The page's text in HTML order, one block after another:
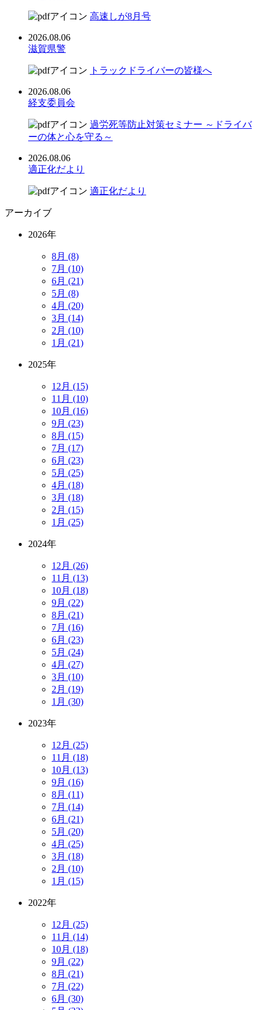
高速しが8月号
2026.08.06
滋賀県警
トラックドライバーの皆様へ
2026.08.06
経支委員会
過労死等防止対策セミナー ～ドライバ
ーの体と心を守る～
2026.08.06
適正化だより
適正化だより
アーカイブ
2026年
8月 (8)
7月 (10)
6月 (21)
5月 (8)
4月 (20)
3月 (14)
2月 (10)
1月 (21)
2025年
12月 (15)
11月 (10)
10月 (16)
9月 (23)
8月 (15)
7月 (17)
6月 (23)
5月 (25)
4月 (18)
3月 (18)
2月 (15)
1月 (25)
2024年
12月 (26)
11月 (13)
10月 (18)
9月 (22)
8月 (21)
7月 (16)
6月 (23)
5月 (24)
4月 (27)
3月 (10)
2月 (19)
1月 (30)
2023年
12月 (25)
11月 (18)
10月 (13)
9月 (16)
8月 (11)
7月 (14)
6月 (21)
5月 (20)
4月 (25)
3月 (18)
2月 (10)
1月 (15)
2022年
12月 (25)
11月 (14)
10月 (18)
9月 (22)
8月 (21)
7月 (22)
6月 (30)